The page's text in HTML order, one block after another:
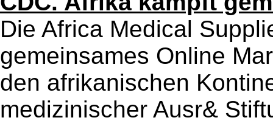
Die Africa Medical
gemeinsames Online
den afrikanischen
medizinischer Ausr&